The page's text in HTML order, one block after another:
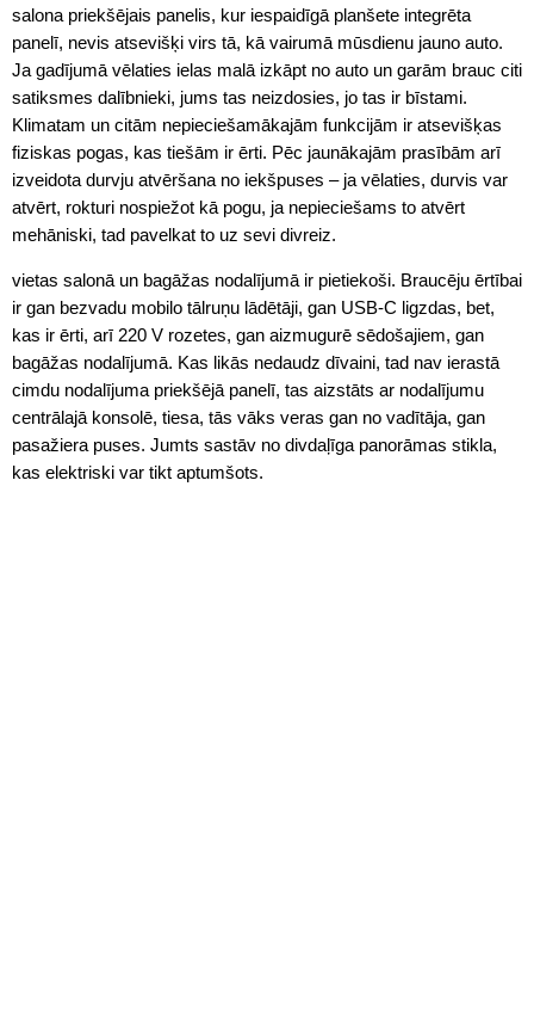
salona priekšējais panelis, kur iespaidīgā planšete integrēta
panelī, nevis atsevišķi virs tā, kā vairumā mūsdienu jauno auto.
Ja gadījumā vēlaties ielas malā izkāpt no auto un garām brauc citi
satiksmes dalībnieki, jums tas neizdosies, jo tas ir bīstami.
Klimatam un citām nepieciešamākajām funkcijām ir atsevišķas
fiziskas pogas, kas tiešām ir ērti. Pēc jaunākajām prasībām arī
izveidota durvju atvēršana no iekšpuses – ja vēlaties, durvis var
atvērt, rokturi nospiežot kā pogu, ja nepieciešams to atvērt
mehāniski, tad pavelkat to uz sevi divreiz.
vietas salonā un bagāžas nodalījumā ir pietiekoši. Braucēju ērtībai
ir gan bezvadu mobilo tālruņu lādētāji, gan USB-C ligzdas, bet,
kas ir ērti, arī 220 V rozetes, gan aizmugurē sēdošajiem, gan
bagāžas nodalījumā. Kas likās nedaudz dīvaini, tad nav ierastā
cimdu nodalījuma priekšējā panelī, tas aizstāts ar nodalījumu
centrālajā konsolē, tiesa, tās vāks veras gan no vadītāja, gan
pasažiera puses. Jumts sastāv no divdaļīga panorāmas stikla,
kas elektriski var tikt aptumšots.